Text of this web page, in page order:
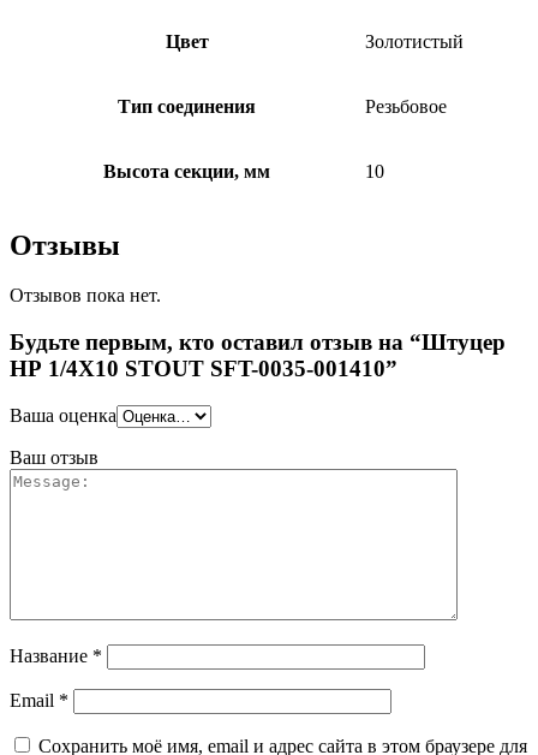
Цвет Золотистый
Тип соединения Резьбовое
Высота секции, мм 10
Отзывы
Отзывов пока нет.
Будьте первым, кто оставил отзыв на “Штуцер
НР 1/4X10 STOUT SFT-0035-001410”
Ваша оценка
Ваш отзыв
Название *
Email *
Сохранить моё имя, email и адрес сайта в этом браузере для